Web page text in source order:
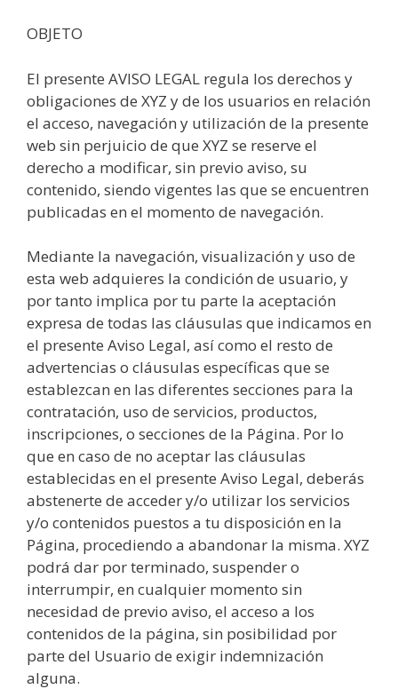
OBJETO
El presente AVISO LEGAL regula los derechos y
obligaciones de XYZ y de los usuarios en relación
el acceso, navegación y utilización de la presente
web sin perjuicio de que XYZ se reserve el
derecho a modificar, sin previo aviso, su
contenido, siendo vigentes las que se encuentren
publicadas en el momento de navegación.
Mediante la navegación, visualización y uso de
esta web adquieres la condición de usuario, y
por tanto implica por tu parte la aceptación
expresa de todas las cláusulas que indicamos en
el presente Aviso Legal, así como el resto de
advertencias o cláusulas específicas que se
establezcan en las diferentes secciones para la
contratación, uso de servicios, productos,
inscripciones, o secciones de la Página. Por lo
que en caso de no aceptar las cláusulas
establecidas en el presente Aviso Legal, deberás
abstenerte de acceder y/o utilizar los servicios
y/o contenidos puestos a tu disposición en la
Página, procediendo a abandonar la misma. XYZ
podrá dar por terminado, suspender o
interrumpir, en cualquier momento sin
necesidad de previo aviso, el acceso a los
contenidos de la página, sin posibilidad por
parte del Usuario de exigir indemnización
alguna.